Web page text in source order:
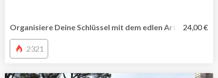
Organisiere Deine Schlüssel mit dem edlen Arthur-24,00 €
2321